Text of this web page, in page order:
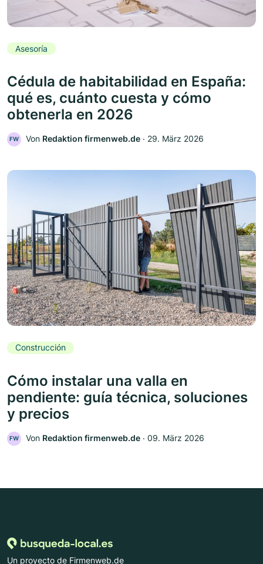
Asesoría
Cédula de habitabilidad en España:
qué es, cuánto cuesta y cómo
obtenerla en 2026
FW Von Redaktion firmenweb.de ‧ 29. März 2026
Construcción
Cómo instalar una valla en
pendiente: guía técnica, soluciones
y precios
FW Von Redaktion firmenweb.de ‧ 09. März 2026
Un proyecto de Firmenweb.de